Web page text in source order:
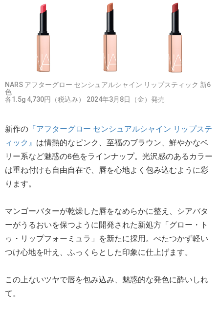
NARS アフターグロー センシュアルシャイン リップスティック 新6
色
各1.5g 4,730円（税込み） 2024年3月8日（金）発売
新作の 『アフターグロー センシュアルシャイン リップステ
ィック』 は情熱的なピンク、至福のブラウン、鮮やかなベ
リー系など魅惑の6色をラインナップ。光沢感のあるカラー
は重ね付けも自由自在で、唇を心地よく包み込むように彩
ります。
マンゴーバターが乾燥した唇をなめらかに整え、シアバタ
ーがうるおいを保つように開発された新処方「グロー・ト
ゥ・リップフォーミュラ」を新たに採用。べたつかず軽い
つけ心地を叶え、ふっくらとした印象に仕上げます。
この上ないツヤで唇を包み込み、魅惑的な発色に酔いしれ
て。